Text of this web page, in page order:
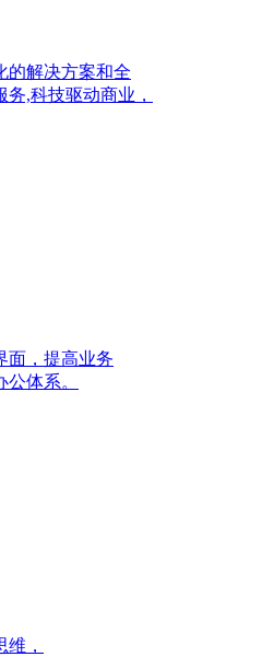
的解决方案和全
,科技驱动商业，
面，提高业务
体系。
，